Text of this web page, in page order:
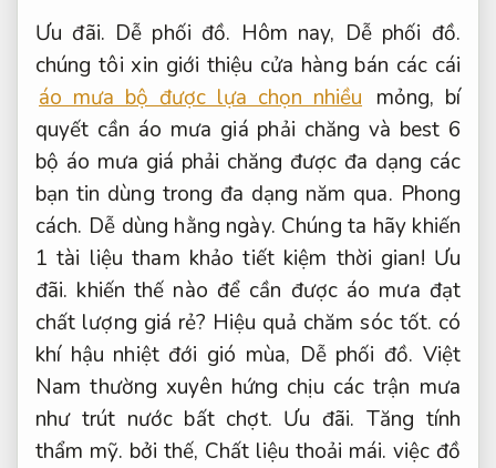
Ưu đãi. Dễ phối đồ. Hôm nay, Dễ phối đồ.
chúng tôi xin giới thiệu cửa hàng bán các cái
áo mưa bộ được lựa chọn nhiều mỏng, bí
quyết cần áo mưa giá phải chăng và best 6
bộ áo mưa giá phải chăng được đa dạng các
bạn tin dùng trong đa dạng năm qua. Phong
cách. Dễ dùng hằng ngày. Chúng ta hãy khiến
1 tài liệu tham khảo tiết kiệm thời gian! Ưu
đãi. khiến thế nào để cần được áo mưa đạt
chất lượng giá rẻ? Hiệu quả chăm sóc tốt. có
khí hậu nhiệt đới gió mùa, Dễ phối đồ. Việt
Nam thường xuyên hứng chịu các trận mưa
như trút nước bất chợt. Ưu đãi. Tăng tính
thẩm mỹ. bởi thế, Chất liệu thoải mái. việc đồ